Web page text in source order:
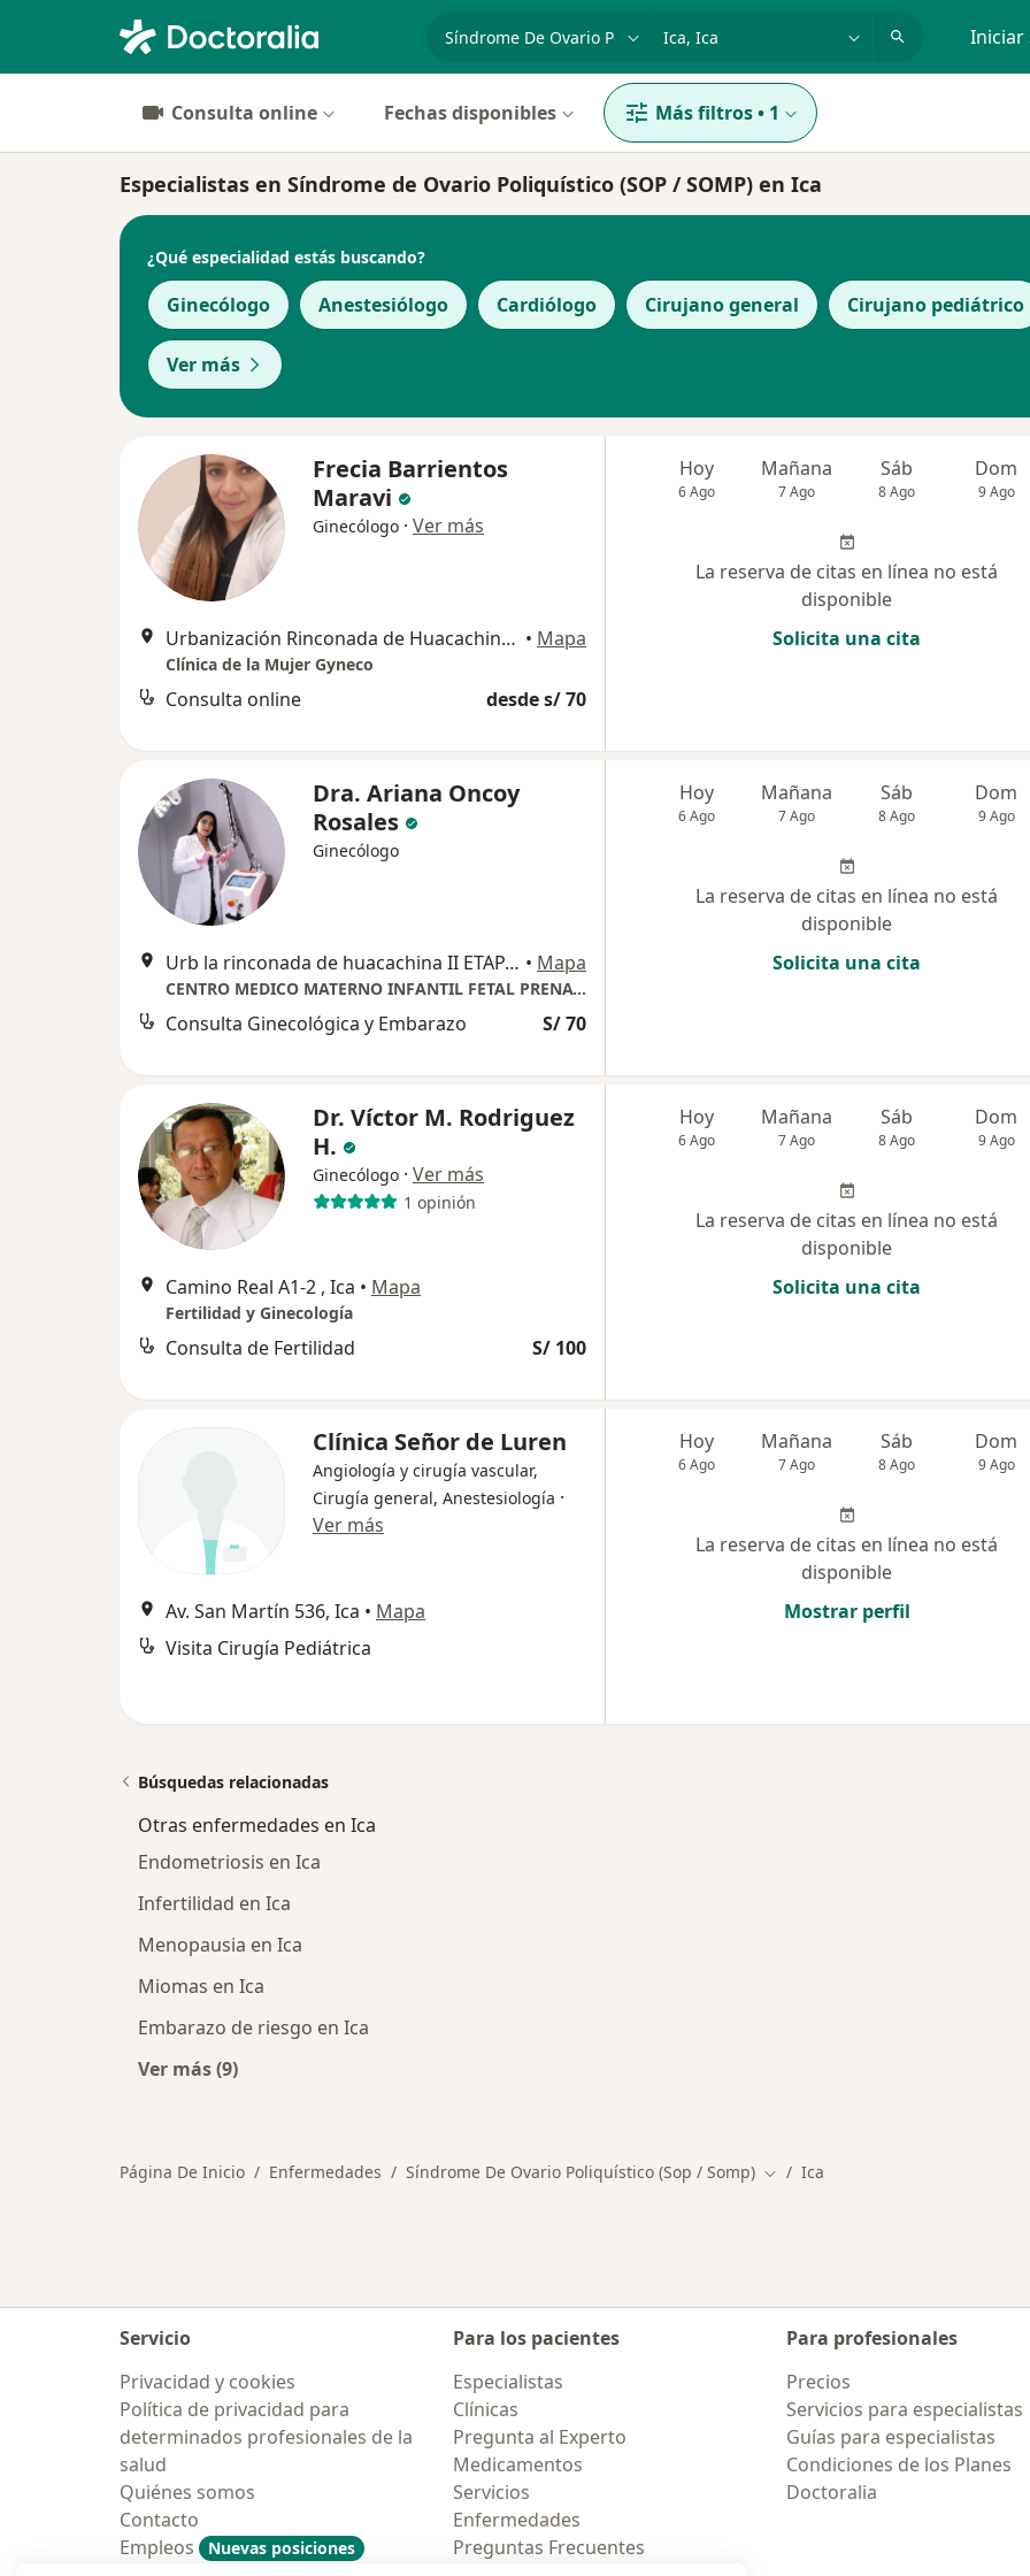
especialidad, enfermedad o nombre Iniciar
Consulta online Fechas disponibles Más filtros• 1
Especialistas en Síndrome de Ovario Poliquístico (SOP / SOMP) en Ica
¿Qué especialidad estás buscando?
Ginecólogo Anestesiólogo Cardiólogo Cirujano general Cirujano pediátrico
Ver más
Frecia Barrientos
Maravi
Ginecólogo · Ver más
Urbanización Rinconada de Huacachina II etapa F9, Ica • Mapa
Clínica de la Mujer Gyneco
Consulta online desde s/ 70
Hoy
6 Ago
Mañana
7 Ago
Sáb
8 Ago
Dom
9 Ago
La reserva de citas en línea no está
disponible
Solicita una cita
Dra. Ariana Oncoy
Rosales
Ginecólogo
Urb la rinconada de huacachina II ETAPA / MZA F -13, Ica • Mapa
CENTRO MEDICO MATERNO INFANTIL FETAL PRENATALIA
Consulta Ginecológica y Embarazo S/ 70
Hoy
6 Ago
Mañana
7 Ago
Sáb
8 Ago
Dom
9 Ago
La reserva de citas en línea no está
disponible
Solicita una cita
Dr. Víctor M. Rodriguez
H.
Ginecólogo · Ver más
1 opinión
Camino Real A1-2 , Ica • Mapa
Fertilidad y Ginecología
Consulta de Fertilidad S/ 100
Hoy
6 Ago
Mañana
7 Ago
Sáb
8 Ago
Dom
9 Ago
La reserva de citas en línea no está
disponible
Solicita una cita
Clínica Señor de Luren
Angiología y cirugía vascular,
Cirugía general, Anestesiología ·
Ver más
Av. San Martín 536, Ica • Mapa
Visita Cirugía Pediátrica
Hoy
6 Ago
Mañana
7 Ago
Sáb
8 Ago
Dom
9 Ago
La reserva de citas en línea no está
disponible
Mostrar perfil
Búsquedas relacionadas
Otras enfermedades en Ica
Endometriosis en Ica
Infertilidad en Ica
Menopausia en Ica
Miomas en Ica
Embarazo de riesgo en Ica
Ver más (9)
Página De Inicio Enfermedades Síndrome De Ovario Poliquístico (Sop / Somp) Cambiar de ciudad
Ica
Servicio
Privacidad y cookies
Política de privacidad para
determinados profesionales de la
salud
Quiénes somos
Contacto
Empleos
Nuevas posiciones
Para los pacientes
Especialistas
Clínicas
Pregunta al Experto
Medicamentos
Servicios
Enfermedades
Preguntas Frecuentes
Para profesionales
Precios
Servicios para especialistas
Guías para especialistas
Condiciones de los Planes
Doctoralia